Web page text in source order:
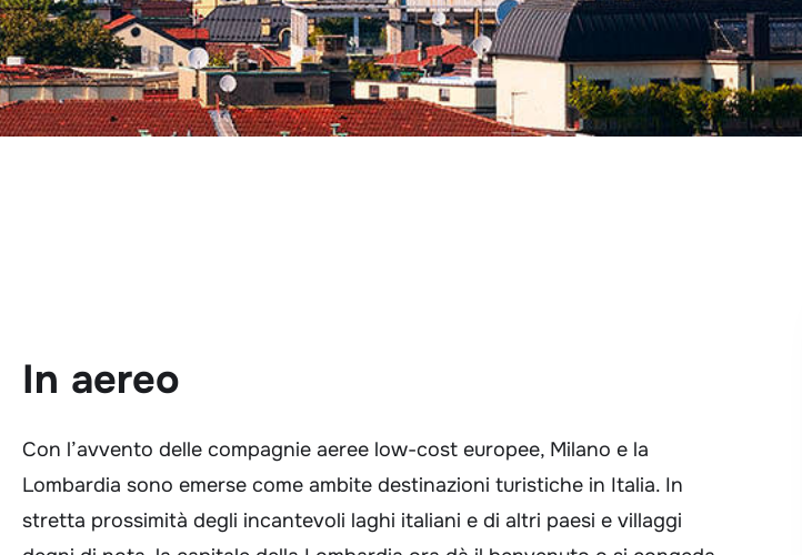
In aereo
Con l’avvento delle compagnie aeree low-cost europee, Milano e la
Lombardia sono emerse come ambite destinazioni turistiche in Italia. In
stretta prossimità degli incantevoli laghi italiani e di altri paesi e villaggi